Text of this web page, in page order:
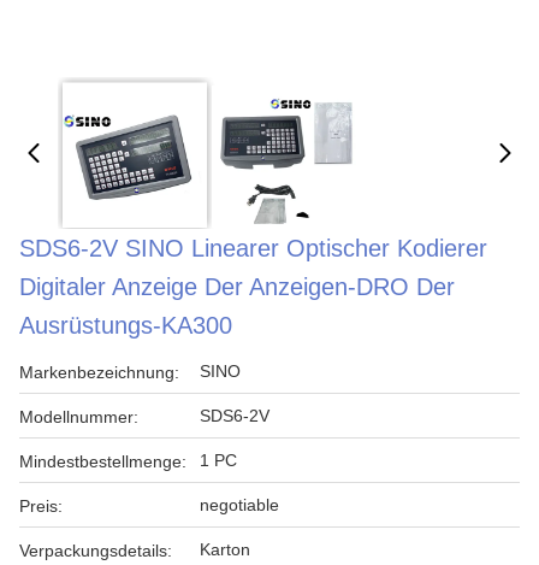
SDS6-2V SINO Linearer Optischer Kodierer
Digitaler Anzeige Der Anzeigen-DRO Der
Ausrüstungs-KA300
Markenbezeichnung: SINO
Modellnummer: SDS6-2V
Mindestbestellmenge: 1 PC
Preis: negotiable
Verpackungsdetails: Karton